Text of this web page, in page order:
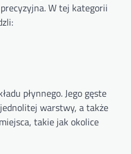
W tej kategorii
płynnego. Jego gęste
warstwy, a także
takie jak okolice